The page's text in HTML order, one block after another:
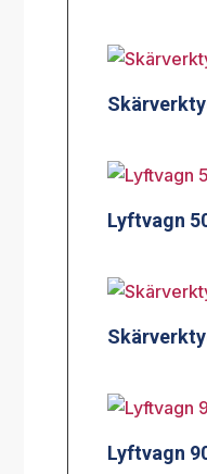
Lyftvagn
Lyftvagn